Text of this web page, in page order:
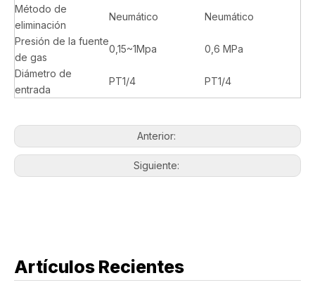
Método de
eliminación
Neumático Neumático
Presión de la fuente
de gas
0,15~1Mpa 0,6 MPa
Diámetro de
entrada
PT1/4 PT1/4
Anterior:
Siguiente:
Artículos Recientes